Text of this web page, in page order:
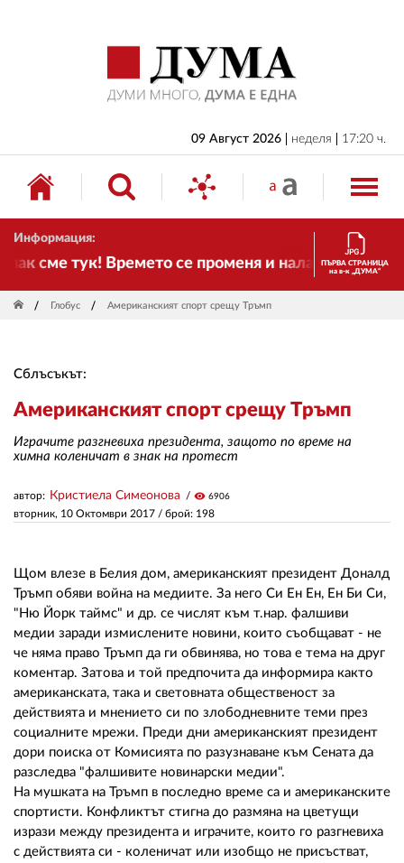
09 Август 2026 неделя 17:20 ч.
Информация:
тук! Времето се променя и налага
ПЪРВА СТРАНИЦА
на в-к „ДУМА“
Глобус Американският спорт срещу Тръмп
Сблъсъкът:
Американският спорт срещу Тръмп
Играчите разгневиха президента, защото по време на
химна коленичат в знак на протест
вторник, 10 Октомври 2017 / брой: 198
автор: Кристиела Симеонова visibility 6906
Щом влезе в Белия дом, американският президент Доналд
Тръмп обяви война на медиите. За него Си Ен Ен, Ен Би Си,
"Ню Йорк таймс" и др. се числят към т.нар. фалшиви
медии заради измислените новини, които съобщават - не
че няма право Тръмп да ги обвинява, но това е тема на друг
коментар. Затова и той предпочита да информира както
американската, така и световната общественост за
действията и мнението си по злободневните теми през
социалните мрежи. Преди дни американският президент
дори поиска от Комисията по разузнаване към Сената да
разследва "фалшивите новинарски медии".
На мушката на Тръмп в последно време са и американските
спортисти. Конфликтът стигна до размяна на цветущи
изрази между президента и играчите, които го разгневиха
с действията си - коленичат или изобщо не присъстват,
БЪЛГАРИЯ
ИКОНОМИКА
ИЗБОРИ
СВЯТ
ЗА НАС
РЕДАКЦИЯ
РЕКЛАМА
АБОНАМЕНТ
УСЛОВИЯ ЗА ПОЛЗВАНЕ
ПОЛИТИКА ЗА БИСКВИТКИТЕ
ПОЛИТИКАТА ЗА
ПОВЕРИТЕЛНОСТ
02 975 20 35